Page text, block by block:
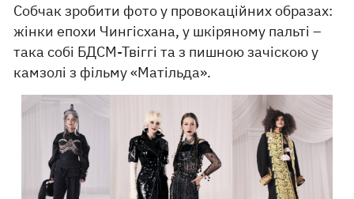
Собчак зробити фото у провокаційних образах:
жінки епохи Чингісхана, у шкіряному пальті –
така собі БДСМ-Твіггі та з пишною зачіскою у
камзолі з фільму «Матільда».